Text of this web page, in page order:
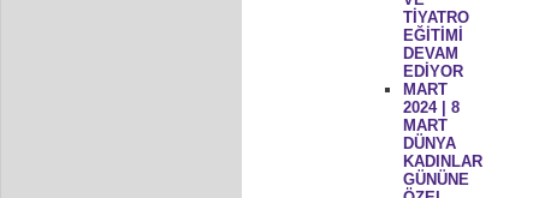
TİYATRO
EĞİTİMİ
DEVAM
EDİYOR
MART
2024 | 8
MART
DÜNYA
KADINLAR
GÜNÜNE